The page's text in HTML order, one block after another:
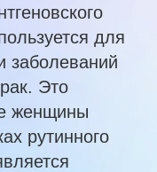
для
заболеваний
Это
женщины
рутинного